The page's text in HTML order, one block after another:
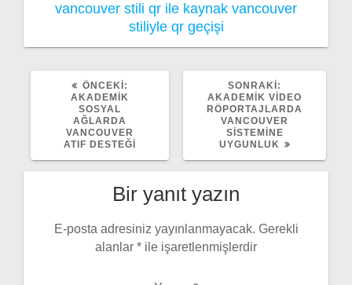
vancouver stili qr ile kaynak vancouver
stiliyle qr geçişi
ÖNCEKI:
AKADEMIK
SOSYAL
AĞLARDA
VANCOUVER
ATIF DESTEĞI
SONRAKI:
YAZI:
AKADEMIK VIDEO
RÖPORTAJLARDA
VANCOUVER
SISTEMINE
UYGUNLUK
Bir yanıt yazın
E-posta adresiniz yayınlanmayacak. Gerekli
alanlar * ile işaretlenmişlerdir